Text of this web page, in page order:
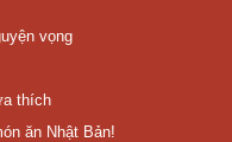
vọng
thích
ăn Nhật Bản!